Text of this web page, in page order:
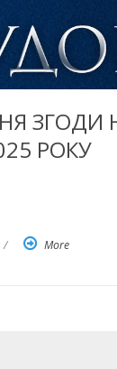
РОКУ
/ More